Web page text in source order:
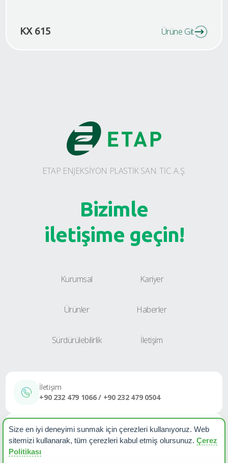
KX 615 Ürüne Git
ETAP ENJEKSİYON PLASTİK SAN. TİC. A.Ş.
Bizimle
iletişime geçin!
Kurumsal
Ürünler
Sürdürülebilirlik
Kariyer
Haberler
İletişim
İletişim
+90 232 479 1066 / +90 232 479 0504
E-Posta
sales@etapplastik.com
Size en iyi deneyimi sunmak için çerezleri kullanıyoruz. Web
sitemizi kullanarak, tüm çerezleri kabul etmiş olursunuz. Çerez
Politikası